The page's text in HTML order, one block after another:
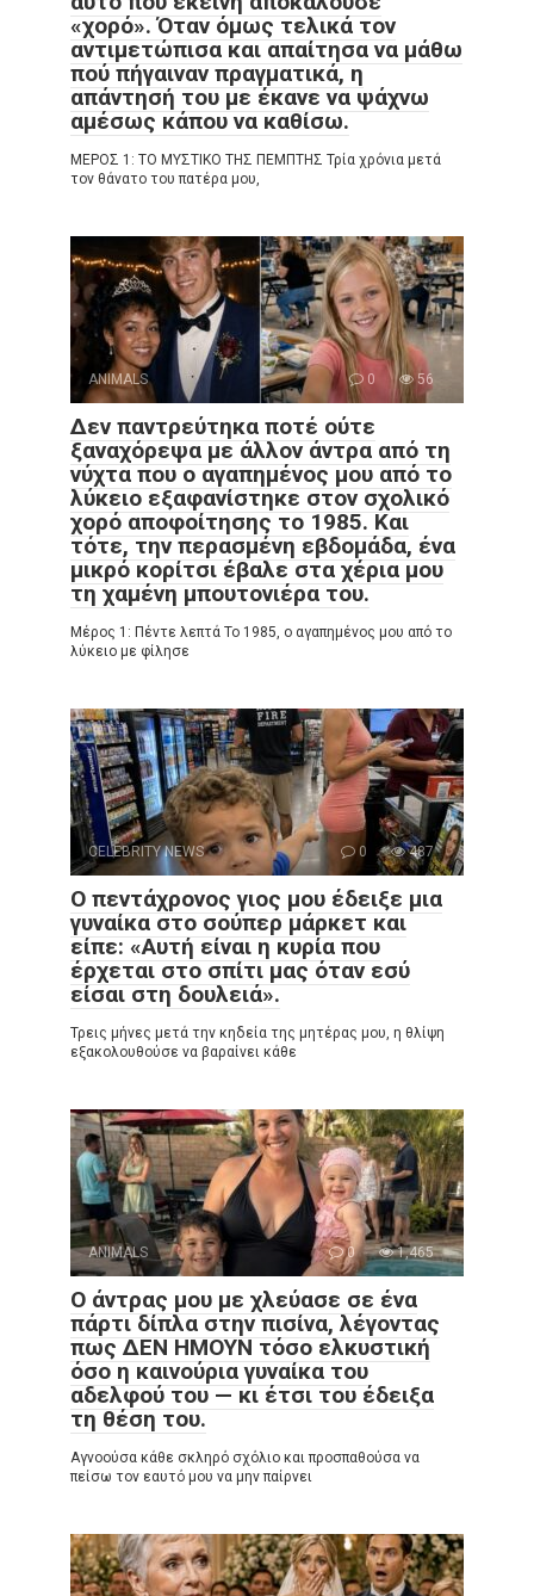
«χορό». Όταν όμως τελικά τον
αντιμετώπισα και απαίτησα να μάθω
πού πήγαιναν πραγματικά, η
απάντησή του με έκανε να ψάχνω
αμέσως κάπου να καθίσω.
ΜΕΡΟΣ 1: ΤΟ ΜΥΣΤΙΚΟ ΤΗΣ ΠΕΜΠΤΗΣ Τρία χρόνια μετά
τον θάνατο του πατέρα μου,
ANIMALS 0 56
Δεν παντρεύτηκα ποτέ ούτε
ξαναχόρεψα με άλλον άντρα από τη
νύχτα που ο αγαπημένος μου από το
λύκειο εξαφανίστηκε στον σχολικό
χορό αποφοίτησης το 1985. Και
τότε, την περασμένη εβδομάδα, ένα
μικρό κορίτσι έβαλε στα χέρια μου
τη χαμένη μπουτονιέρα του.
Μέρος 1: Πέντε λεπτά Το 1985, ο αγαπημένος μου από το
λύκειο με φίλησε
CELEBRITY NEWS 0 487
Ο πεντάχρονος γιος μου έδειξε μια
γυναίκα στο σούπερ μάρκετ και
είπε: «Αυτή είναι η κυρία που
έρχεται στο σπίτι μας όταν εσύ
είσαι στη δουλειά».
Τρεις μήνες μετά την κηδεία της μητέρας μου, η θλίψη
εξακολουθούσε να βαραίνει κάθε
ANIMALS 0 1,465
Ο άντρας μου με χλεύασε σε ένα
πάρτι δίπλα στην πισίνα, λέγοντας
πως ΔΕΝ ΗΜΟΥΝ τόσο ελκυστική
όσο η καινούρια γυναίκα του
αδελφού του — κι έτσι του έδειξα
τη θέση του.
Αγνοούσα κάθε σκληρό σχόλιο και προσπαθούσα να
πείσω τον εαυτό μου να μην παίρνει